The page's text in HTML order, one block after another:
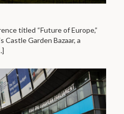
titled “Future of Europe,”
Castle Garden Bazaar, a